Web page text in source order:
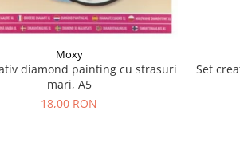
Moxy
diamond painting cu strasuri
mari, A5
18,00 RON
Set